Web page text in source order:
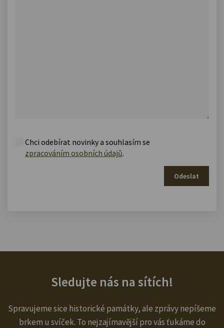
Chci odebírat novinky a souhlasím se
zpracováním osobních údajů.
Odeslat
Sledujte nás na sítích!
Spravujeme sice historické památky, ale zprávy nepíšeme
brkem u svíček. To nejzajímavější pro vás ťukáme do